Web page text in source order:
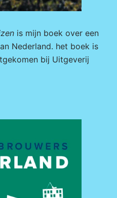
is mijn boek over een
Nederland. het boek is
bij Uitgeverij